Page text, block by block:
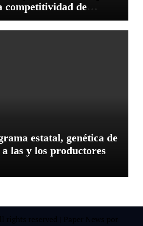
competitividad de
estatal, genética de
las y los productores